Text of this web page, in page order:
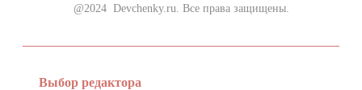
@2024 Devchenky.ru. Все права защищены.
Выбор редактора